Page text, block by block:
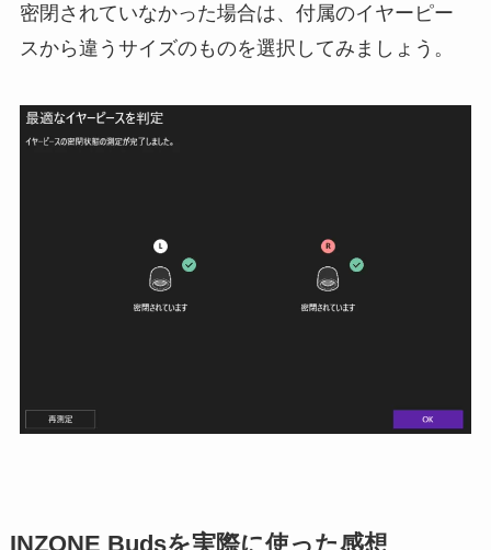
密閉されていなかった場合は、付属のイヤーピー
スから違うサイズのものを選択してみましょう。